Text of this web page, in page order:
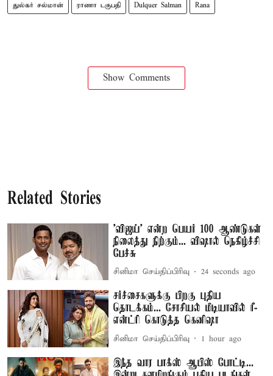
துல்கர் சல்மான் ராணா டகுபதி Dulquer Salman Rana
Show Comments
Related Stories
'விஜய்' என்ற பெயர் 100 ஆண்டுகள்
நிலைத்து நிற்கும்... விஷால் நெகிழ்ச்சி
பேச்சு
சினிமா செய்திப்பிரிவு 26 seconds ago
சர்ச்சைகளுக்கு பிறகு புதிய
தொடக்கம்... சோசியல் மீடியாவில் ரீ-
என்ட்ரி கொடுத்த கெனிஷா
சினிமா செய்திப்பிரிவு 1 hour ago
இந்த வார பாக்ஸ் ஆபிஸ் போட்டி...